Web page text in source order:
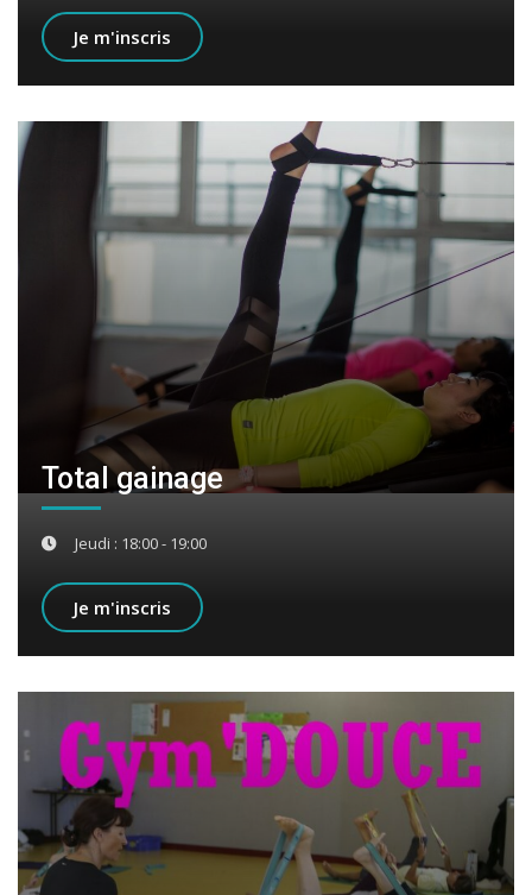
Je m'inscris
Total gainage
Jeudi : 18:00 - 19:00
Je m'inscris